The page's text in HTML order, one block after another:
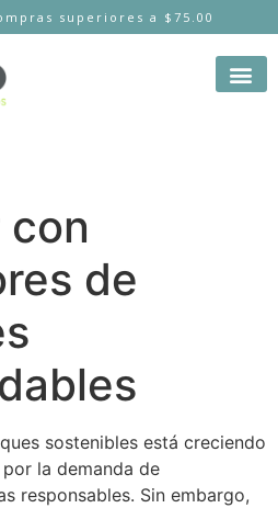
superiores a $75.00
con
de
sostenibles está creciendo
la demanda de
responsables. Sin embargo,